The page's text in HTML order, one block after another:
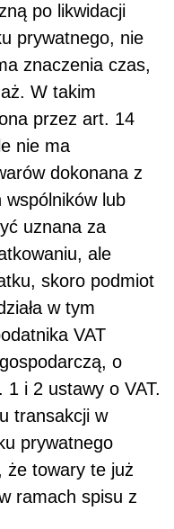
po likwidacji
prywatnego, nie
znaczenia czas,
W takim
przez art. 14
nie ma
dokonana z
wspólników lub
uznana za
ale
skoro podmiot
w tym
VAT
o
i 2 ustawy o VAT.
transakcji w
prywatnego
że towary te już
ramach spisu z